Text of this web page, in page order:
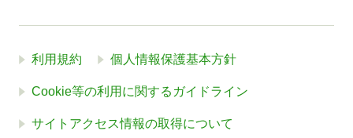
利用規約 個人情報保護基本方針
Cookie等の利用に関するガイドライン
サイトアクセス情報の取得について